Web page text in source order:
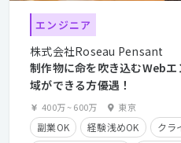
エンジニア
株式会社Roseau Pensant
制作物に命を吹き込むWeb
域ができる方優遇！
400万~600万 東京
副業OK 経験浅めOK
クラ